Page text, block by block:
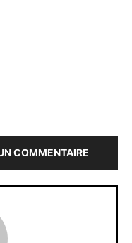
COMMENTAIRE